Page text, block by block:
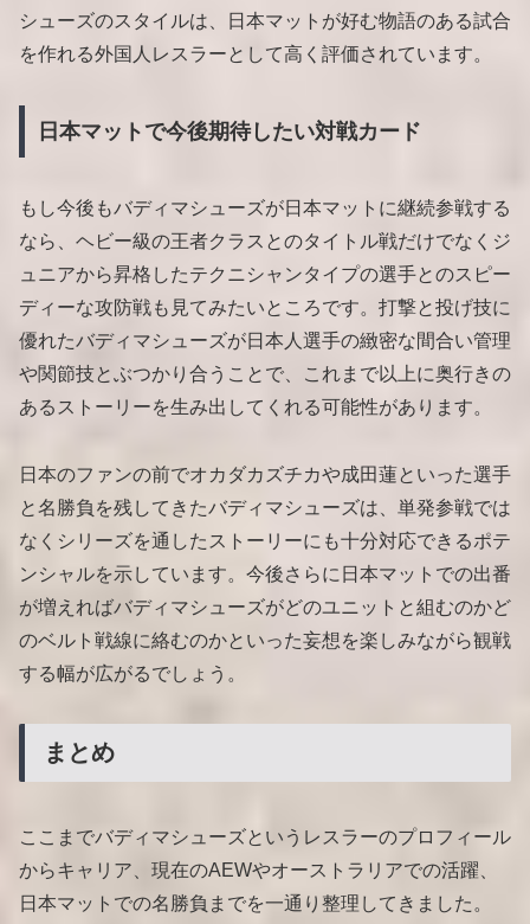
シューズのスタイルは、日本マットが好む物語のある試合
を作れる外国人レスラーとして高く評価されています。
日本マットで今後期待したい対戦カード
もし今後もバディマシューズが日本マットに継続参戦する
なら、ヘビー級の王者クラスとのタイトル戦だけでなくジ
ュニアから昇格したテクニシャンタイプの選手とのスピー
ディーな攻防戦も見てみたいところです。打撃と投げ技に
優れたバディマシューズが日本人選手の緻密な間合い管理
や関節技とぶつかり合うことで、これまで以上に奥行きの
あるストーリーを生み出してくれる可能性があります。
日本のファンの前でオカダカズチカや成田蓮といった選手
と名勝負を残してきたバディマシューズは、単発参戦では
なくシリーズを通したストーリーにも十分対応できるポテ
ンシャルを示しています。今後さらに日本マットでの出番
が増えればバディマシューズがどのユニットと組むのかど
のベルト戦線に絡むのかといった妄想を楽しみながら観戦
する幅が広がるでしょう。
まとめ
ここまでバディマシューズというレスラーのプロフィール
からキャリア、現在のAEWやオーストラリアでの活躍、
日本マットでの名勝負までを一通り整理してきました。